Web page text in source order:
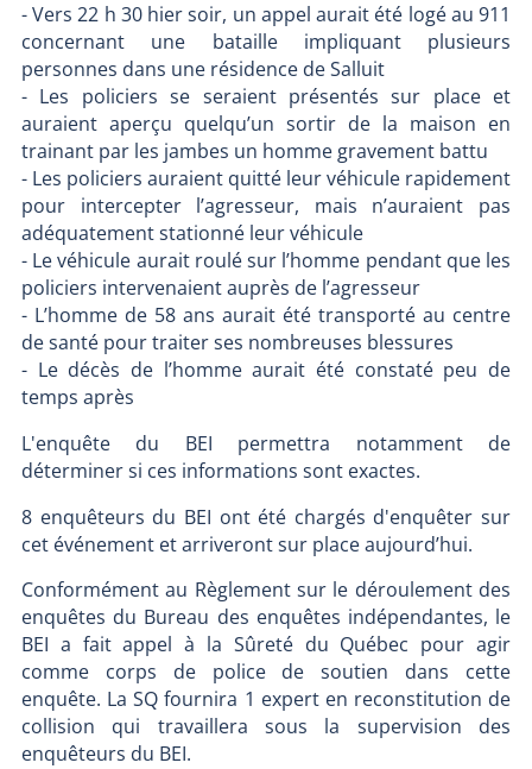
- Vers 22 h 30 hier soir, un appel aurait été logé au 911
concernant une bataille impliquant plusieurs
personnes dans une résidence de Salluit
- Les policiers se seraient présentés sur place et
auraient aperçu quelqu’un sortir de la maison en
trainant par les jambes un homme gravement battu
- Les policiers auraient quitté leur véhicule rapidement
pour intercepter l’agresseur, mais n’auraient pas
adéquatement stationné leur véhicule
- Le véhicule aurait roulé sur l’homme pendant que les
policiers intervenaient auprès de l’agresseur
- L’homme de 58 ans aurait été transporté au centre
de santé pour traiter ses nombreuses blessures
- Le décès de l’homme aurait été constaté peu de
temps après
L'enquête du BEI permettra notamment de
déterminer si ces informations sont exactes.
8 enquêteurs du BEI ont été chargés d'enquêter sur
cet événement et arriveront sur place aujourd’hui.
Conformément au Règlement sur le déroulement des
enquêtes du Bureau des enquêtes indépendantes, le
BEI a fait appel à la Sûreté du Québec pour agir
comme corps de police de soutien dans cette
enquête. La SQ fournira 1 expert en reconstitution de
collision qui travaillera sous la supervision des
enquêteurs du BEI.